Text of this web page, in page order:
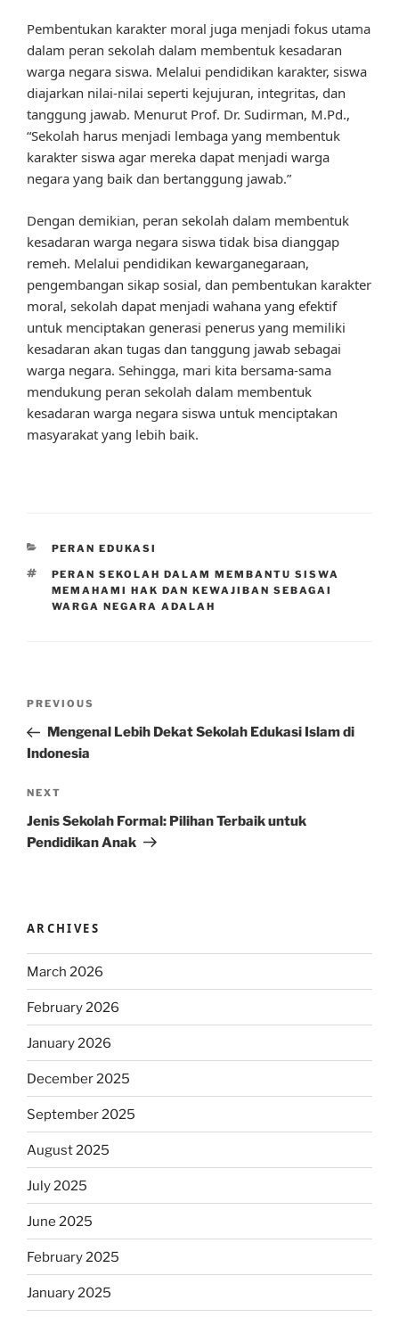
Pembentukan karakter moral juga menjadi fokus utama
dalam peran sekolah dalam membentuk kesadaran
warga negara siswa. Melalui pendidikan karakter, siswa
diajarkan nilai-nilai seperti kejujuran, integritas, dan
tanggung jawab. Menurut Prof. Dr. Sudirman, M.Pd.,
“Sekolah harus menjadi lembaga yang membentuk
karakter siswa agar mereka dapat menjadi warga
negara yang baik dan bertanggung jawab.”
Dengan demikian, peran sekolah dalam membentuk
kesadaran warga negara siswa tidak bisa dianggap
remeh. Melalui pendidikan kewarganegaraan,
pengembangan sikap sosial, dan pembentukan karakter
moral, sekolah dapat menjadi wahana yang efektif
untuk menciptakan generasi penerus yang memiliki
kesadaran akan tugas dan tanggung jawab sebagai
warga negara. Sehingga, mari kita bersama-sama
mendukung peran sekolah dalam membentuk
kesadaran warga negara siswa untuk menciptakan
masyarakat yang lebih baik.
CATEGORIES
PERAN EDUKASI
TAGS
PERAN SEKOLAH DALAM MEMBANTU SISWA
MEMAHAMI HAK DAN KEWAJIBAN SEBAGAI
WARGA NEGARA ADALAH
Previous
Post
PREVIOUS
Mengenal Lebih Dekat Sekolah Edukasi Islam di
Indonesia
Next
Post
NEXT
Jenis Sekolah Formal: Pilihan Terbaik untuk
Pendidikan Anak
ARCHIVES
March 2026
February 2026
January 2026
December 2025
September 2025
August 2025
July 2025
June 2025
February 2025
January 2025